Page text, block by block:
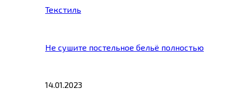
Текстиль
Не сушите постельное бельё полностью
14.01.2023